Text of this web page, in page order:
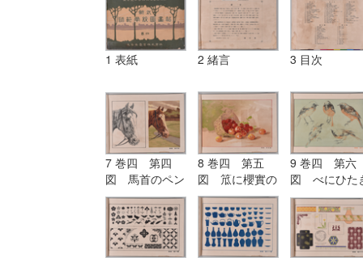
1 表紙 2 緒言 3 目次
7 巻四 第四
図 馬首のペン
画と水彩画
8 巻四 第五
図 笟に櫻實の
水彩画
9 巻四 第六
図 べにひた
の色鉛筆画